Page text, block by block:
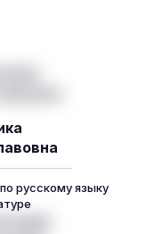
русскому языку